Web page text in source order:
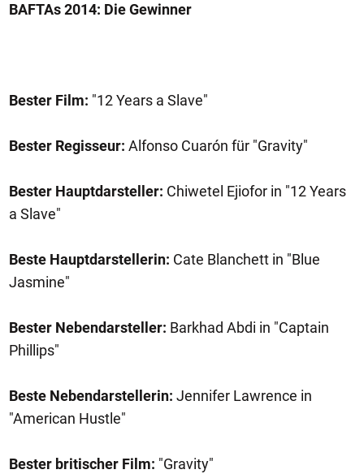
BAFTAs 2014: Die Gewinner
Bester Film: "12 Years a Slave"
Bester Regisseur: Alfonso Cuarón für "Gravity"
Bester Hauptdarsteller: Chiwetel Ejiofor in "12 Years
a Slave"
Beste Hauptdarstellerin: Cate Blanchett in "Blue
Jasmine"
Bester Nebendarsteller: Barkhad Abdi in "Captain
Phillips"
Beste Nebendarstellerin: Jennifer Lawrence in
"American Hustle"
Bester britischer Film: "Gravity"